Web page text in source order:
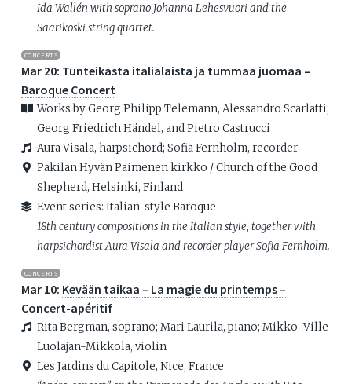
Ida Wallén with soprano Johanna Lehesvuori and the
Saarikoski string quartet.
CONCERTS
Mar 20: Tunteikasta italialaista ja tummaa juomaa –
Baroque Concert
Works by Georg Philipp Telemann, Alessandro Scarlatti,
Georg Friedrich Händel, and Pietro Castrucci
Aura Visala, harpsichord; Sofia Fernholm, recorder
Pakilan Hyvän Paimenen kirkko / Church of the Good
Shepherd, Helsinki, Finland
Event series: Italian-style Baroque
18th century compositions in the Italian style, together with
harpsichordist Aura Visala and recorder player Sofia Fernholm.
CONCERTS
Mar 10: Kevään taikaa – La magie du printemps –
Concert-apéritif
Rita Bergman, soprano; Mari Laurila, piano; Mikko-Ville
Luolajan-Mikkola, violin
Les Jardins du Capitole, Nice, France